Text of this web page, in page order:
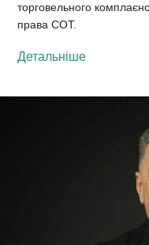
торговельного
права СОТ.
Детальніше